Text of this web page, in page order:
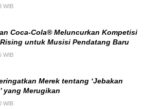
WIB
Coca-Cola® Meluncurkan Kompetisi
untuk Musisi Pendatang Baru
WIB
Merek tentang ‘Jebakan
yang Merugikan
WIB